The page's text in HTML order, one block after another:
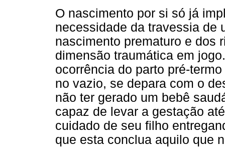
O nascimento por si só já
necessidade da travessia de
nascimento prematuro e dos
dimensão traumática em
ocorrência do parto pré-
no vazio, se depara com o
não ter gerado um bebê
capaz de levar a gestação
cuidado de seu filho
que esta conclua aquilo que